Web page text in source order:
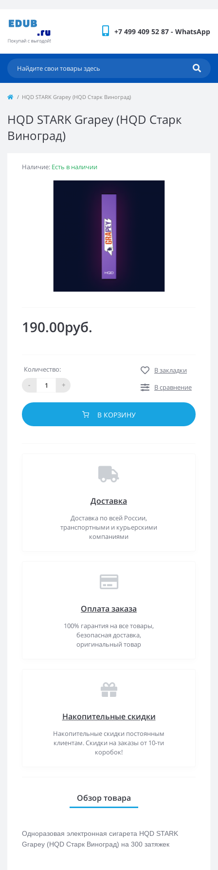
+7 499 409 52 87 - WhatsApp
HQD STARK Grapey (HQD Старк Виноград)
HQD STARK Grapey (HQD Старк
Виноград)
Наличие: Есть в наличии
190.00руб.
Количество:
-
+
В закладки
В сравнение
В КОРЗИНУ
Доставка
Доставка по всей России,
транспортными и курьерскими
компаниями
Оплата заказа
100% гарантия на все товары,
безопасная доставка,
оригинальный товар
Накопительные скидки
Накопительные скидки постоянным
клиентам. Скидки на заказы от 10-ти
коробок!
Обзор товара
Одноразовая электронная сигарета HQD STARK
Grapey (HQD Старк Виноград) на 300 затяжек